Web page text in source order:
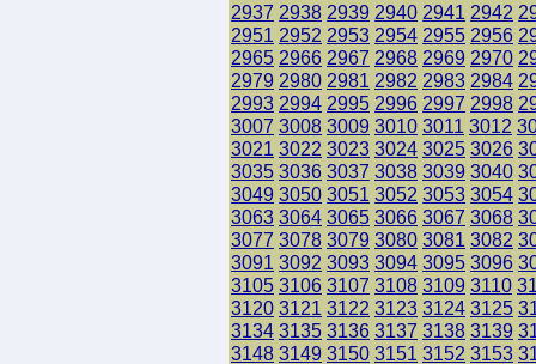
2937 2938 2939 2940 2941 2942
2951 2952 2953 2954 2955 2956
2965 2966 2967 2968 2969 2970
2979 2980 2981 2982 2983 2984
2993 2994 2995 2996 2997 2998
3007 3008 3009 3010 3011 3012
3021 3022 3023 3024 3025 3026
3035 3036 3037 3038 3039 3040
3049 3050 3051 3052 3053 3054
3063 3064 3065 3066 3067 3068
3077 3078 3079 3080 3081 3082
3091 3092 3093 3094 3095 3096
3105 3106 3107 3108 3109 3110
3120 3121 3122 3123 3124 3125
3134 3135 3136 3137 3138 3139
3148 3149 3150 3151 3152 3153